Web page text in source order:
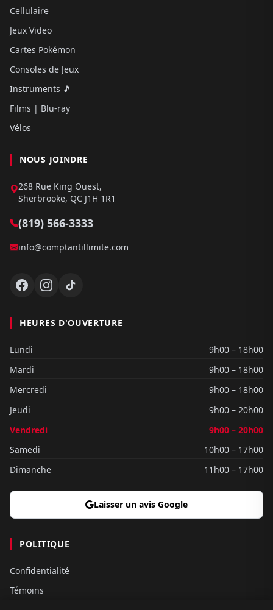
Cellulaire
Jeux Video
Cartes Pokémon
Consoles de Jeux
Instruments 🎵
Films | Blu-ray
Vélos
NOUS JOINDRE
268 Rue King Ouest,
Sherbrooke, QC J1H 1R1
(819) 566-3333
info@comptantillimite.com
HEURES D'OUVERTURE
Lundi
9h00 – 18h00
Mardi
9h00 – 18h00
Mercredi
9h00 – 18h00
Jeudi
9h00 – 20h00
Vendredi
9h00 – 20h00
Samedi
10h00 – 17h00
Dimanche
11h00 – 17h00
Laisser un avis Google
POLITIQUE
Confidentialité
Témoins